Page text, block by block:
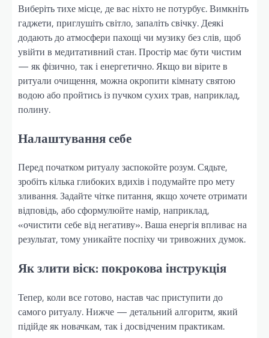
Виберіть тихе місце, де вас ніхто не потурбує. Вимкніть
гаджети, приглушіть світло, запаліть свічку. Деякі
додають до атмосфери пахощі чи музику без слів, щоб
увійти в медитативний стан. Простір має бути чистим
— як фізично, так і енергетично. Якщо ви вірите в
ритуали очищення, можна окропити кімнату святою
водою або пройтись із пучком сухих трав, наприклад,
полину.
Налаштування себе
Перед початком ритуалу заспокойте розум. Сядьте,
зробіть кілька глибоких вдихів і подумайте про мету
зливання. Задайте чітке питання, якщо хочете отримати
відповідь, або сформулюйте намір, наприклад,
«очистити себе від негативу». Ваша енергія впливає на
результат, тому уникайте поспіху чи тривожних думок.
Як злити віск: покрокова інструкція
Тепер, коли все готово, настав час приступити до
самого ритуалу. Нижче — детальний алгоритм, який
підійде як новачкам, так і досвідченим практикам.